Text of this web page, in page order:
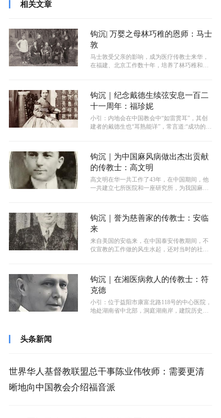
相关文章
钩沉| 万婴之母林巧稚的恩师：马士
敦
马士敦受父亲的影响，成为医疗传教士来华，
在福建、北京工作数十年，培养了林巧稚和林
钩沉｜纪念戴德生续弦安息一百二
十一周年：福珍妮
小引：内地会在中国教会中“如雷贯耳”，其创
建者的戴德生也“耳熟能详”，常言道:“成功的男
钩沉｜为中国麻风病做出杰出贡献
的传教士：高文明
高文明在华一共工作了43年，在中国期间，他
一共建立七所医院和一座研究所，为我国麻风
钩沉｜誉为慈善家的传教士：安临
来
来自美国的安临来，在中国泰安传教期间，不
仅宣教的工作做的风生水起，还对当时的社会
钩沉｜在湘医病救人的传教士：符
克德
小引：位于益阳市康富北路118号的中心医院，
地处湖南省中北部，洞庭湖南岸，建院历史可
头条新闻
世界华人基督教联盟总干事陈业伟牧师：需要更清
晰地向中国教会介绍福音派